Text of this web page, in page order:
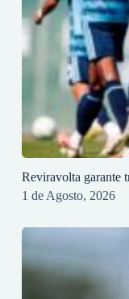
Reviravolta garante
1 de Agosto, 2026